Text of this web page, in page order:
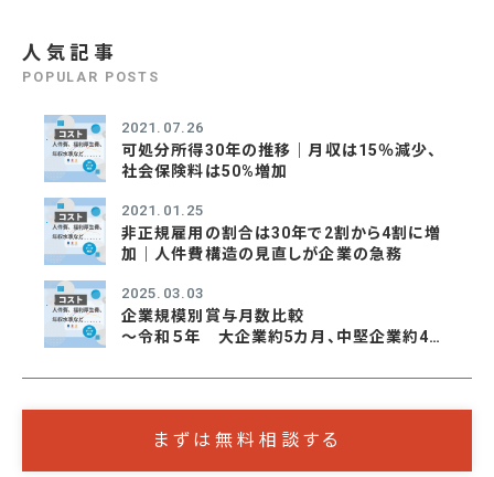
人気記事
POPULAR POSTS
2021.07.26
可処分所得30年の推移｜月収は15％減少、
社会保険料は50%増加
2021.01.25
非正規雇用の割合は30年で2割から4割に増
加｜人件費構造の見直しが企業の急務
2025.03.03
企業規模別賞与月数比較
～令和５年 大企業約5カ月、中堅企業約4カ
まずは無料相談する